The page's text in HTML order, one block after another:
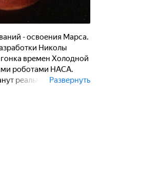
- освоения Марса.
Николы
времен Холодной
роботами НАСА.
реальностью, но как
и безопасном
анатомии
Развернуть